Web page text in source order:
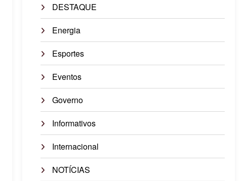
DESTAQUE
Energia
Esportes
Eventos
Governo
Informativos
Internacional
NOTÍCIAS